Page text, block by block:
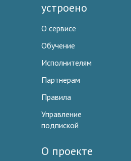
устроено
О сервисе
Обучение
Исполнителям
Партнерам
Правила
Управление
подпиской
О проекте